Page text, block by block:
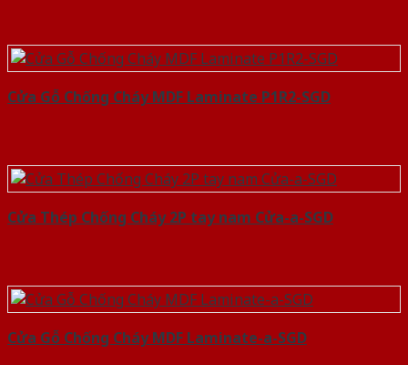
Cửa Gỗ Chống Cháy MDF Laminate P1R2-SGD
Cửa Thép Chống Cháy 2P tay nam Cửa-a-SGD
Cửa Gỗ Chống Cháy MDF Laminate-a-SGD